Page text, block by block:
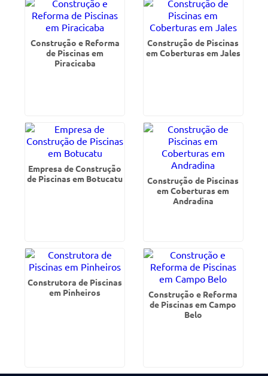
Construção e Reforma
de Piscinas em
Piracicaba
Construção de Piscinas
em Coberturas em Jales
Empresa de Construção
de Piscinas em Botucatu
Construção de Piscinas
em Coberturas em
Andradina
Construtora de Piscinas
em Pinheiros
Construção e Reforma
de Piscinas em Campo
Belo